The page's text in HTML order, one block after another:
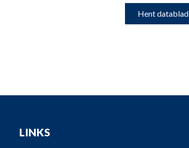
Hent datablad
LINKS